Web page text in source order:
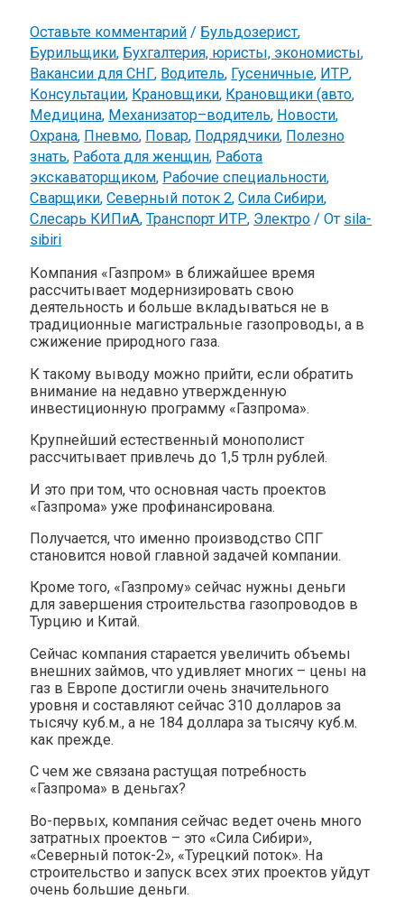
Оставьте комментарий / Бульдозерист,
Бурильщики, Бухгалтерия, юристы, экономисты,
Вакансии для СНГ, Водитель, Гусеничные, ИТР,
Консультации, Крановщики, Крановщики (авто,
Медицина, Механизатор–водитель, Новости,
Охрана, Пневмо, Повар, Подрядчики, Полезно
знать, Работа для женщин, Работа
экскаваторщиком, Рабочие специальности,
Сварщики,Северный поток 2,Сила Сибири,
Слесарь КИПиА,Транспорт ИТР, Электро / От sila-
sibiri
Компания «Газпром» в ближайшее время
рассчитывает модернизировать свою
деятельность и больше вкладываться не в
традиционные магистральные газопроводы, а в
сжижение природного газа.
К такому выводу можно прийти, если обратить
внимание на недавно утвержденную
инвестиционную программу «Газпрома».
Крупнейший естественный монополист
рассчитывает привлечь до 1,5 трлн рублей.
И это при том, что основная часть проектов
«Газпрома» уже профинансирована.
Получается, что именно производство СПГ
становится новой главной задачей компании.
Кроме того, «Газпрому» сейчас нужны деньги
для завершения строительства газопроводов в
Турцию и Китай.
Сейчас компания старается увеличить объемы
внешних займов, что удивляет многих – цены на
газ в Европе достигли очень значительного
уровня и составляют сейчас 310 долларов за
тысячу куб.м., а не 184 доллара за тысячу куб.м.
как прежде.
С чем же связана растущая потребность
«Газпрома» в деньгах?
Во-первых, компания сейчас ведет очень много
затратных проектов – это «Сила Сибири»,
«Северный поток-2», «Турецкий поток». На
строительство и запуск всех этих проектов уйдут
очень большие деньги.